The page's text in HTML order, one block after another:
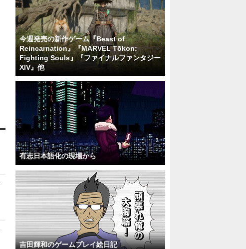
今週発売の新作ゲーム『Beast of
Reincarnation』『MARVEL Tōkon:
Fighting Souls』『ファイナルファンタジー
XIV』他
有志日本語化の現場から
吉田輝和のゲームプレイ絵日記